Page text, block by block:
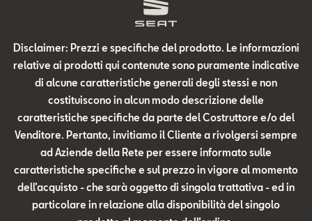
Disclaimer: Prezzi e specifiche del prodotto. Le informazioni
relative ai prodotti qui contenute sono puramente indicative
di alcune caratteristiche generali degli stessi e non
costituiscono in alcun modo descrizione delle
caratteristiche specifiche da parte del Costruttore e/o del
Venditore. Pertanto, invitiamo il Cliente a rivolgersi sempre
ad Aziende della Rete per essere informato sulle
caratteristiche specifiche e sul prezzo in vigore al momento
dell’acquisto - che sarà oggetto di singola trattativa - ed in
particolare in relazione alla disponibilità del singolo